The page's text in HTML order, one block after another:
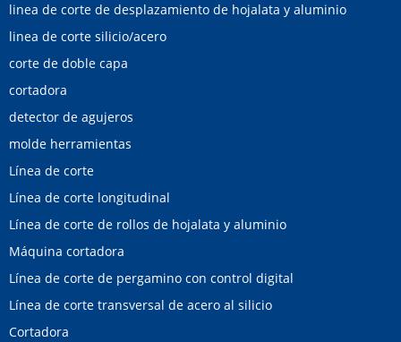
linea de corte de desplazamiento de hojalata y aluminio
linea de corte silicio/acero
corte de doble capa
cortadora
detector de agujeros
molde herramientas
Línea de corte
Línea de corte longitudinal
Línea de corte de rollos de hojalata y aluminio
Máquina cortadora
Línea de corte de pergamino con control digital
Línea de corte transversal de acero al silicio
Cortadora